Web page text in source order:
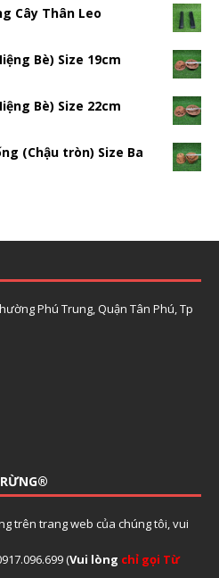
Cây Thân Leo
Bè) Size 19cm
Bè) Size 22cm
(Chậu tròn) Size Ba
Phú Trung, Quận Tân Phú, Tp
trên trang web của chúng tôi, vui
(Vui lòng chỉ gọi Từ